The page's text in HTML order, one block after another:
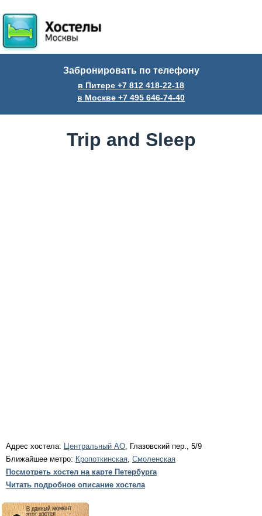
Забронировать по телефону
в Питере +7 812 418-22-18
в Москве +7 495 646-74-40
Trip and Sleep
Адрес хостела: Центральный АО, Глазовский пер., 5/9
Ближайшее метро: Кропоткинская, Смоленская
Посмотреть хостел на карте Петербурга
Читать подробное описание хостела